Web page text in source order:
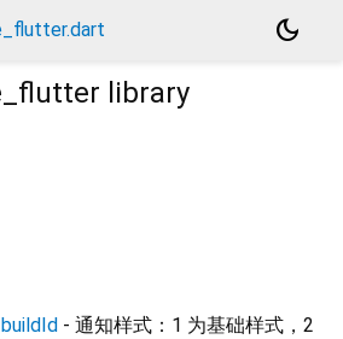
dark_mode
library
buildId - 通知样式：1 为基础样式，2